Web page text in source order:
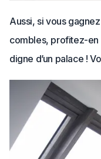
Aussi, si vous
combles, profitez-en
digne d’un palace !